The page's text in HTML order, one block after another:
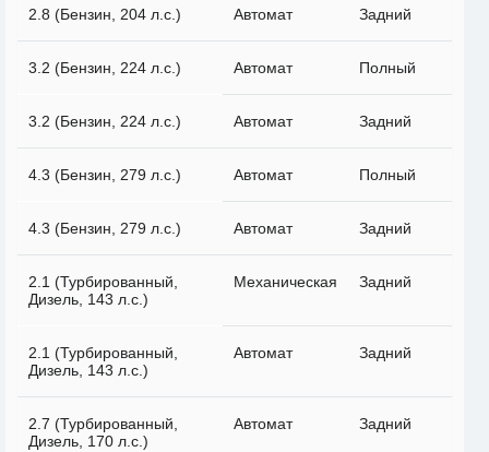
2.8 (Бензин, 204 л.с.) Автомат Задний
3.2 (Бензин, 224 л.с.) Автомат Полный
3.2 (Бензин, 224 л.с.) Автомат Задний
4.3 (Бензин, 279 л.с.) Автомат Полный
4.3 (Бензин, 279 л.с.) Автомат Задний
2.1 (Турбированный,
Дизель, 143 л.с.)
Механическая Задний
2.1 (Турбированный,
Дизель, 143 л.с.)
Автомат Задний
2.7 (Турбированный,
Дизель, 170 л.с.)
Автомат Задний